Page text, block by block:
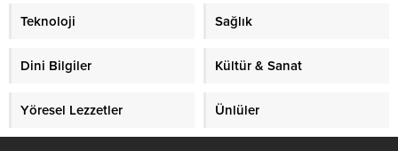
Teknoloji Sağlık
Dini Bilgiler Kültür & Sanat
Yöresel Lezzetler Ünlüler